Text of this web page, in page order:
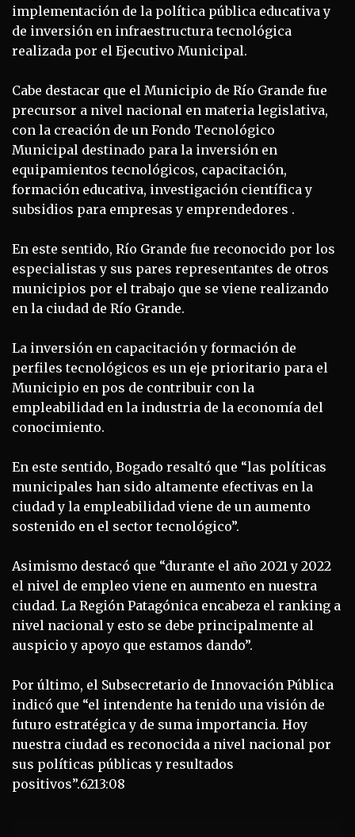
implementación de la política pública educativa y
de inversión en infraestructura tecnológica
realizada por el Ejecutivo Municipal.
Cabe destacar que el Municipio de Río Grande fue
precursor a nivel nacional en materia legislativa,
con la creación de un Fondo Tecnológico
Municipal destinado para la inversión en
equipamientos tecnológicos, capacitación,
formación educativa, investigación científica y
subsidios para empresas y emprendedores .
En este sentido, Río Grande fue reconocido por los
especialistas y sus pares representantes de otros
municipios por el trabajo que se viene realizando
en la ciudad de Río Grande.
La inversión en capacitación y formación de
perfiles tecnológicos es un eje prioritario para el
Municipio en pos de contribuir con la
empleabilidad en la industria de la economía del
conocimiento.
En este sentido, Bogado resaltó que “las políticas
municipales han sido altamente efectivas en la
ciudad y la empleabilidad viene de un aumento
sostenido en el sector tecnológico”.
Asimismo destacó que “durante el año 2021 y 2022
el nivel de empleo viene en aumento en nuestra
ciudad. La Región Patagónica encabeza el ranking a
nivel nacional y esto se debe principalmente al
auspicio y apoyo que estamos dando”.
Por último, el Subsecretario de Innovación Pública
indicó que “el intendente ha tenido una visión de
futuro estratégica y de suma importancia. Hoy
nuestra ciudad es reconocida a nivel nacional por
sus políticas públicas y resultados
positivos”.6213:08
Navegación